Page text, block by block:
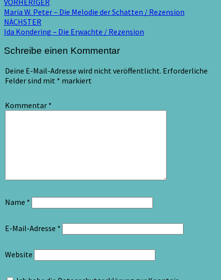
Beitragsnavigation
Maria W. Peter – Die Melodie der Schatten / Rezension
NÄCHSTER
Ida Kondering – Die Erwachte / Rezension
Schreibe einen Kommentar
Deine E-Mail-Adresse wird nicht veröffentlicht. Erforderliche
Felder sind mit * markiert
Kommentar *
Name *
E-Mail-Adresse *
Website